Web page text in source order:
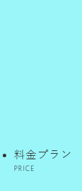
料金プラン